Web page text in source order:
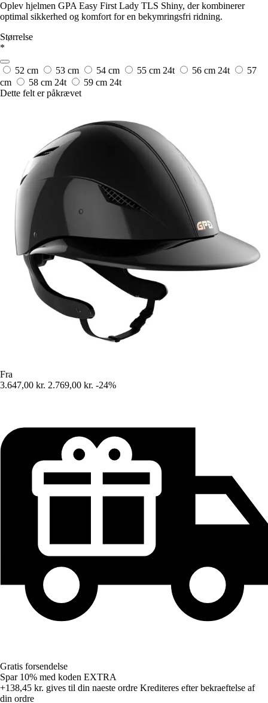
Oplev hjelmen GPA Easy First Lady TLS Shiny, der kombinerer
optimal sikkerhed og komfort for en bekymringsfri ridning.
Størrelse
*
52 cm 53 cm 54 cm 55 cm 24t 56 cm 24t
57
cm
58 cm 24t 59 cm 24t
Dette felt er påkrævet
Fra
3.647,00 kr. 2.769,00 kr. -24%
Gratis forsendelse
Spar 10% med koden EXTRA
+138,45 kr. gives til din naeste ordre Krediteres efter bekraeftelse af
din ordre